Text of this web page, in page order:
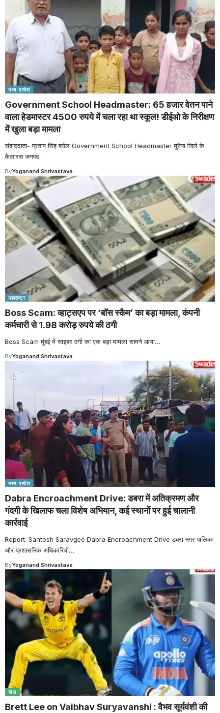
मध्य प्रदेश
Government School Headmaster: 65 हजार वेतन पाने
वाला हेडमास्टर 4500 रुपये में चला रहा था स्कूल! डीईओ के निरीक्षण
में खुला बड़ा मामला
संवाददाता- प्रताप सिंह बघेल Government School Headmaster मुरैना जिले के
कैलारस जनपद…
ByYoganand Shrivastava
महाराष्ट्र
Boss Scam: व्हाट्सएप पर ‘बॉस स्कैम’ का बड़ा मामला, कंपनी
कर्मचारी से 1.98 करोड़ रुपये की ठगी
Boss Scam मुंबई में साइबर ठगी का एक बड़ा मामला सामने आया…
ByYoganand Shrivastava
मध्य प्रदेश
Dabra Encroachment Drive: डबरा में अतिक्रमण और
गंदगी के खिलाफ चला विशेष अभियान, कई स्थानों पर हुई चालानी
कार्रवाई
Report: Santosh Saravgee Dabra Encroachment Drive डबरा नगर पालिका
और प्रशासनिक अधिकारियों…
ByYoganand Shrivastava
खेल
Brett Lee on Vaibhav Suryavanshi : वैभव सूर्यवंशी की